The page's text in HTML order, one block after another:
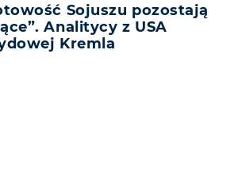
Sojuszu pozostają
Analitycy z USA
Kremla